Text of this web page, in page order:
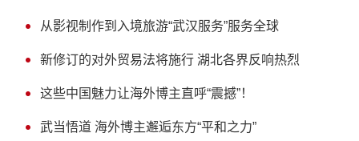
从影视制作到入境旅游“武汉服务”服务全球
新修订的对外贸易法将施行 湖北各界反响热烈
这些中国魅力让海外博主直呼“震撼”！
武当悟道 海外博主邂逅东方“平和之力”